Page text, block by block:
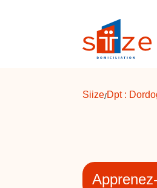
Siize/Dpt :